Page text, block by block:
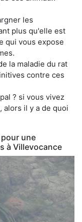
les
plus qu'elle est
qui vous expose
la maladie du rat
contre ces
? si vous vivez
alors il y a de quoi
une
à Villevocance